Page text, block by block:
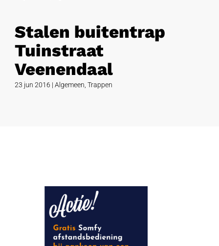
Stalen buitentrap
Tuinstraat
Veenendaal
23 jun 2016 | Algemeen Trappen